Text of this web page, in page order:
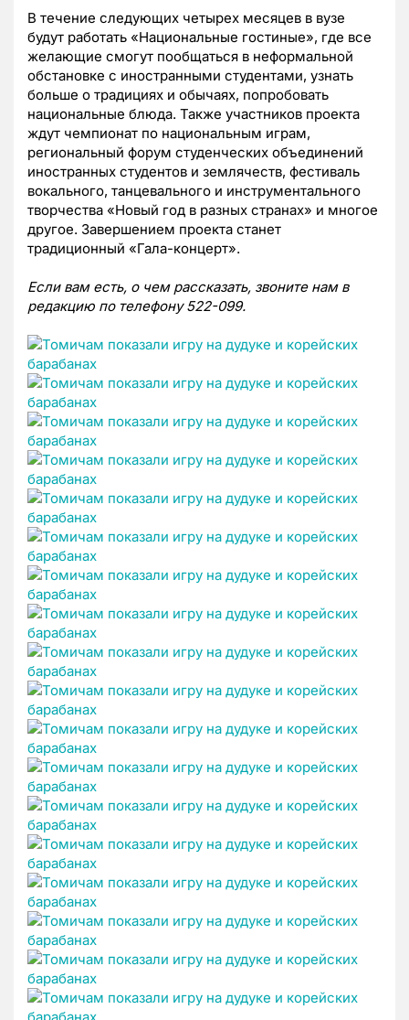
В течение следующих четырех месяцев в вузе
будут работать «Национальные гостиные», где все
желающие смогут пообщаться в неформальной
обстановке с иностранными студентами, узнать
больше о традициях и обычаях, попробовать
национальные блюда. Также участников проекта
ждут чемпионат по национальным играм,
региональный форум студенческих объединений
иностранных студентов и землячеств, фестиваль
вокального, танцевального и инструментального
творчества «Новый год в разных странах» и многое
другое. Завершением проекта станет
традиционный «Гала-концерт».
Если вам есть, о чем рассказать, звоните нам в
редакцию по телефону 522-099.